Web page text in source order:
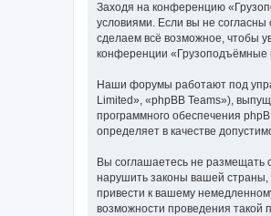
Заходя на конференцию
условиями. Если вы не
сделаем всё возможное, чтобы
конференции «Грузоподъёмные
Наши форумы работают под
Limited», «phpBB Teams»),
программного обеспечения
определяет в качестве
Вы соглашаетесь не размещать
нарушить законы вашей страны,
привести к вашему
возможности проведения такой